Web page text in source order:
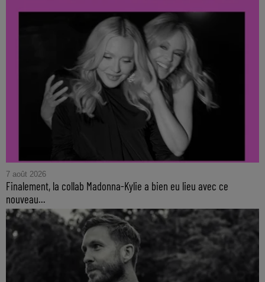
7 août 2026
Finalement, la collab Madonna-Kylie a bien eu lieu avec ce
nouveau...